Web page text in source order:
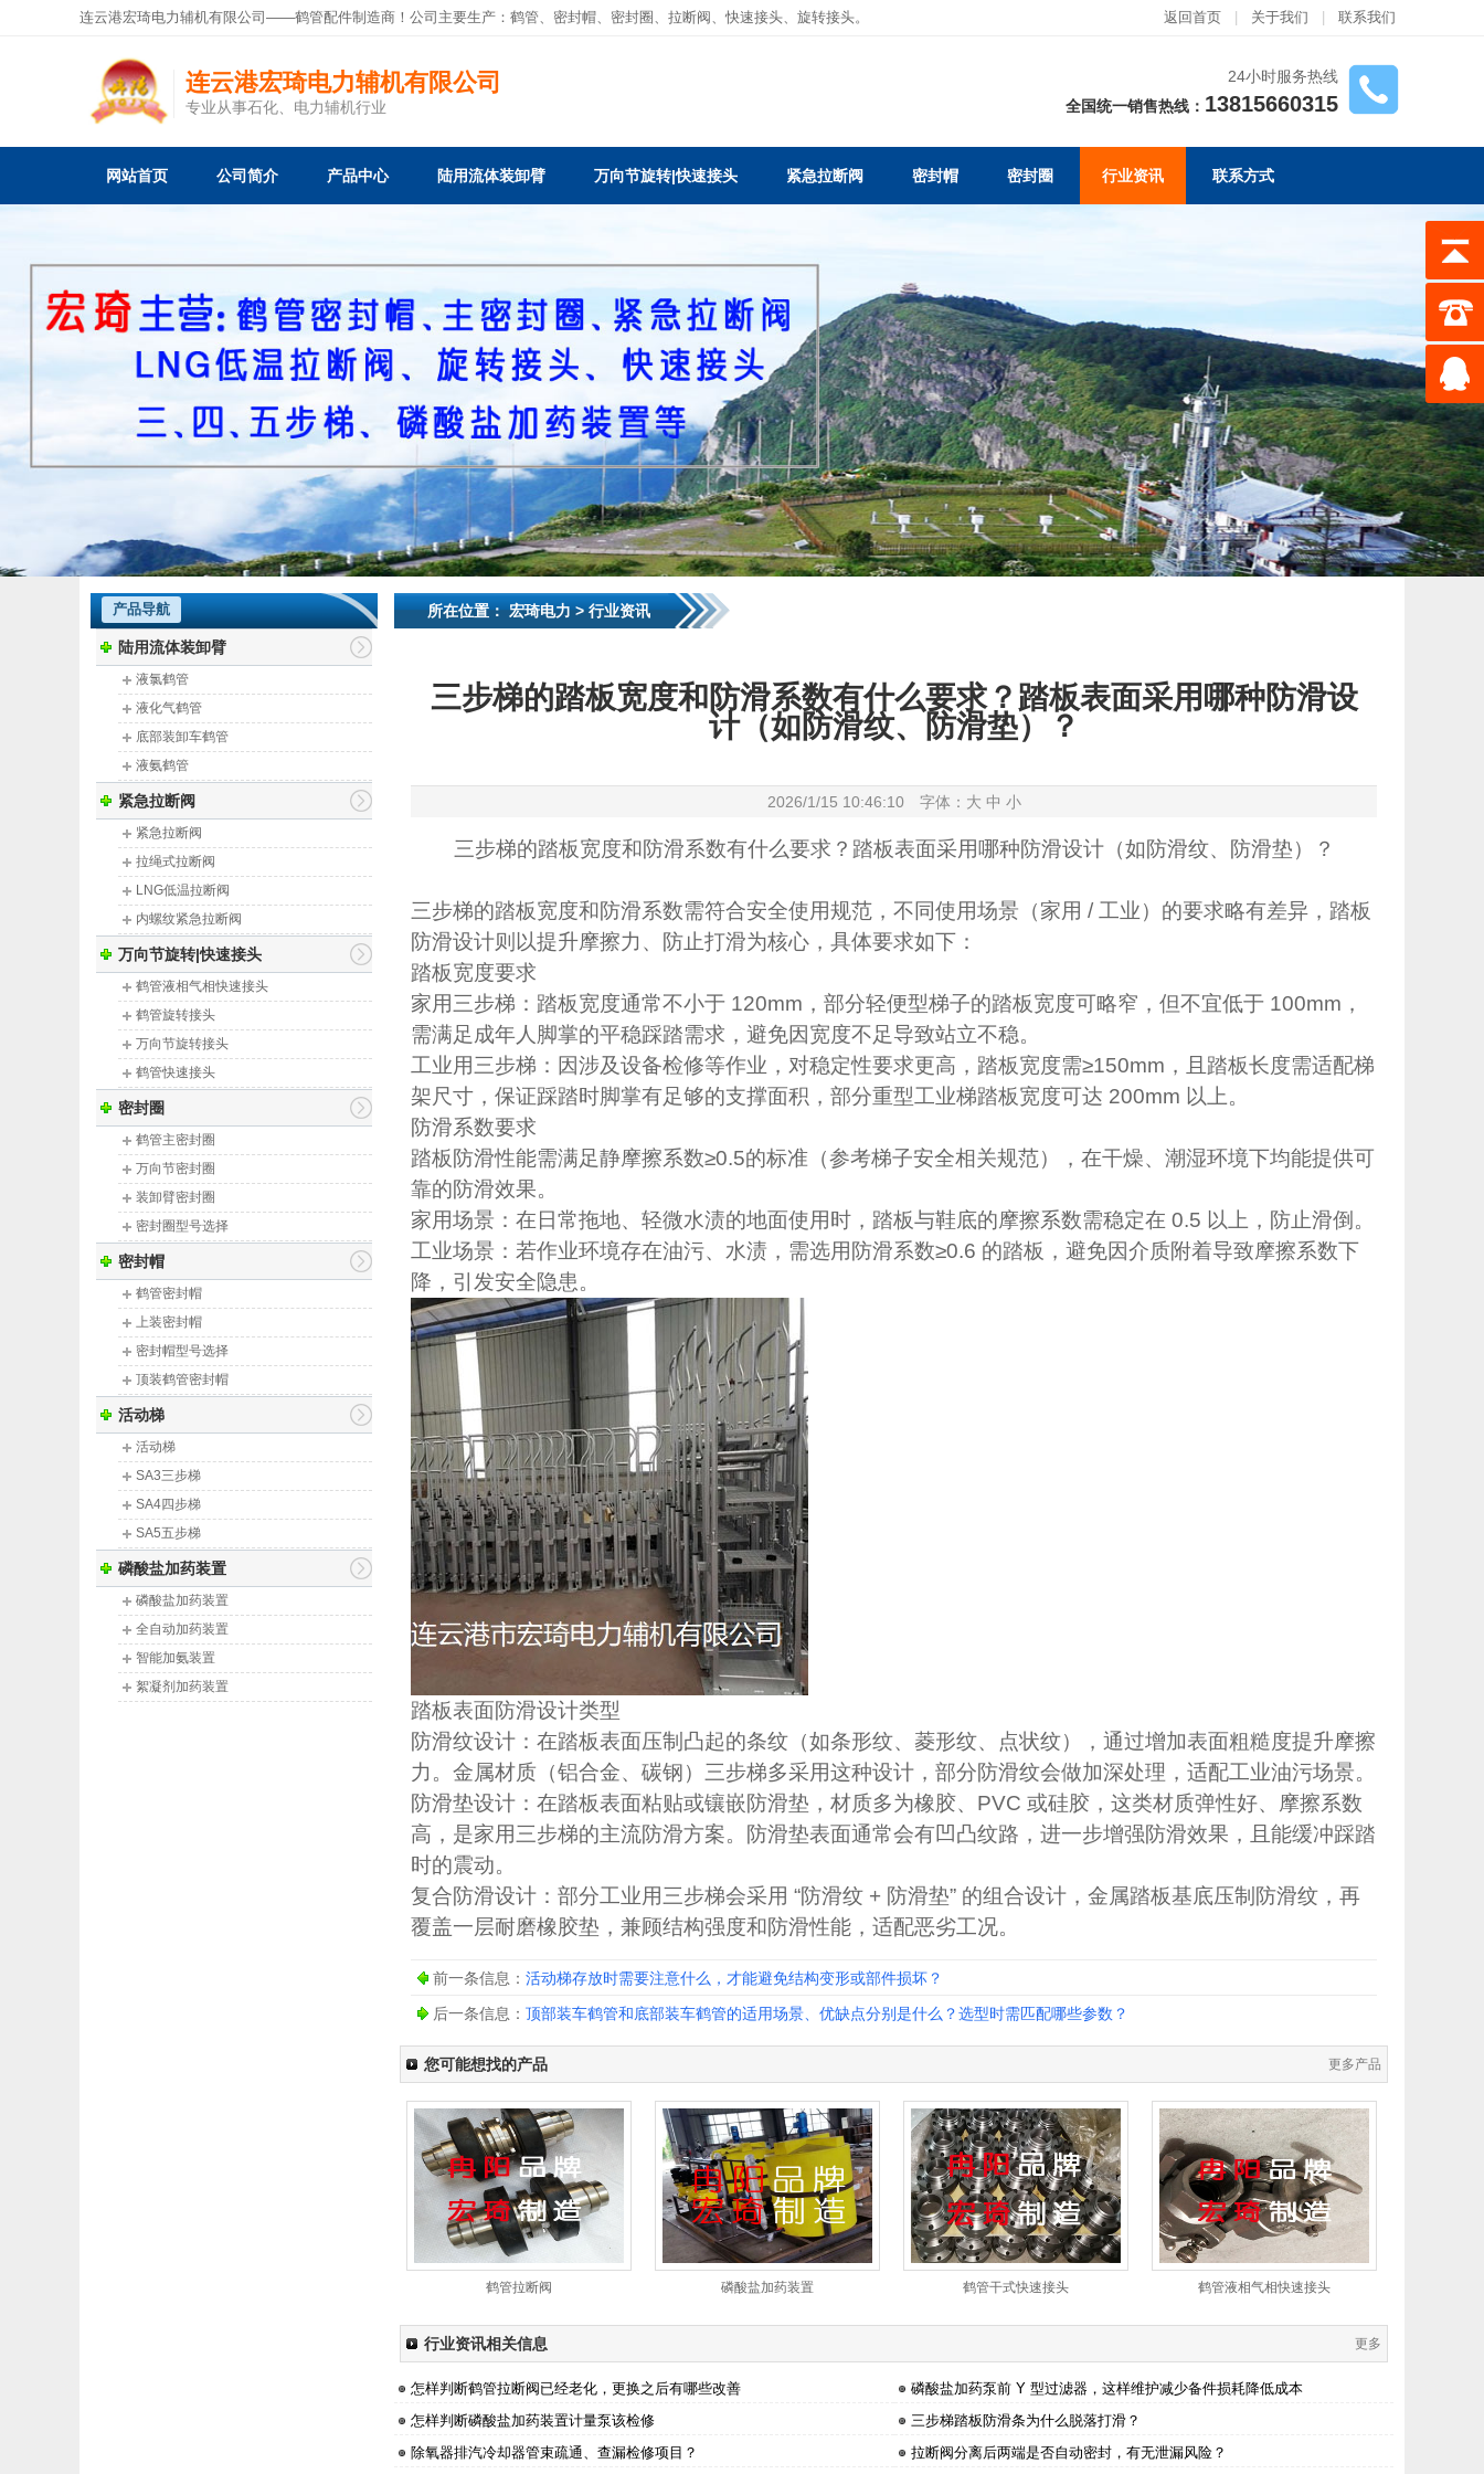
连云港宏琦电力辅机有限公司——鹤管配件制造商！公司主要生产： 鹤管、 密封帽、密封圈、拉断阀、 快速接头、旋转接头。 返回首页 关于我们 联系我们
连云港宏琦电力辅机有限公司
专业从事石化、电力辅机行业
24小时服务热线
全国统一销售热线： 13815660315
网站首页 公司简介 产品中心 陆用流体装卸臂 万向节旋转|快速接头 紧急拉断阀 密封帽 密封圈 行业资讯 联系方式
产品导航
陆用流体装卸臂
液氯鹤管
液化气鹤管
底部装卸车鹤管
液氨鹤管
顶部装卸车鹤管
装车鹤管
卸车鹤管
火车鹤管
汽车鹤管
紧急拉断阀
紧急拉断阀
拉绳式拉断阀
LNG低温拉断阀
内螺纹紧急拉断阀
软管船用拉断阀
鹤管拉断阀
万向节旋转|快速接头
鹤管液相气相快速接头
鹤管旋转接头
万向节旋转接头
鹤管快速接头
液氨快速接头
鹤管干式快速接头
密封圈
鹤管主密封圈
万向节密封圈
装卸臂密封圈
密封圈型号选择
旋转接头密封圈
密封帽
鹤管密封帽
上装密封帽
密封帽型号选择
顶装鹤管密封帽
装车鹤管密封帽
氟橡胶密封帽
活动梯
活动梯
SA3三步梯
SA4四步梯
SA5五步梯
磷酸盐加药装置
磷酸盐加药装置
全自动加药装置
智能加氨装置
絮凝剂加药装置
所在位置：宏琦电力>行业资讯
三步梯的踏板宽度和防滑系数有什么要求？踏板表面采用哪种防滑设
计（如防滑纹、防滑垫）？
2026/1/15 10:46:10 字体： 大 中 小
三步梯的踏板宽度和防滑系数有什么要求？踏板表面采用哪种防滑设计（如防滑纹、防滑垫）？
三步梯的踏板宽度和防滑系数需符合安全使用规范，不同使用场景（家用 / 工业）的要求略有差异，踏板
防滑设计则以提升摩擦力、防止打滑为核心，具体要求如下：
踏板宽度要求
家用三步梯 ：踏板宽度通常不小于 120mm，部分轻便型梯子的踏板宽度可略窄，但不宜低于 100mm，
需满足成年人脚掌的平稳踩踏需求，避免因宽度不足导致站立不稳。
工业用三步梯 ：因涉及设备检修等作业，对稳定性要求更高，踏板宽度需≥150mm，且踏板长度需适配梯
架尺寸，保证踩踏时脚掌有足够的支撑面积，部分重型工业梯踏板宽度可达 200mm 以上。
防滑系数要求
踏板防滑性能需满足静摩擦系数≥0.5的标准（参考梯子安全相关规范），在干燥、潮湿环境下均能提供可
靠的防滑效果。
家用场景：在日常拖地、轻微水渍的地面使用时，踏板与鞋底的摩擦系数需稳定在 0.5 以上，防止滑倒。
工业场景：若作业环境存在油污、水渍，需选用防滑系数≥0.6 的踏板，避免因介质附着导致摩擦系数下
降，引发安全隐患。
踏板表面防滑设计类型
防滑纹设计：在踏板表面压制凸起的条纹（如条形纹、菱形纹、点状纹），通过增加表面粗糙度提升摩擦
力。金属材质（铝合金、碳钢）三步梯多采用这种设计，部分防滑纹会做加深处理，适配工业油污场景。
防滑垫设计：在踏板表面粘贴或镶嵌防滑垫，材质多为橡胶、PVC 或硅胶，这类材质弹性好、摩擦系数
高，是家用三步梯的主流防滑方案。防滑垫表面通常会有凹凸纹路，进一步增强防滑效果，且能缓冲踩踏
时的震动。
复合防滑设计：部分工业用三步梯会采用 “防滑纹 + 防滑垫” 的组合设计，金属踏板基底压制防滑纹，再
覆盖一层耐磨橡胶垫，兼顾结构强度和防滑性能，适配恶劣工况。
前一条信息： 活动梯存放时需要注意什么，才能避免结构变形或部件损坏？
后一条信息： 顶部装车鹤管和底部装车鹤管的适用场景、优缺点分别是什么？选型时需匹配哪些参数？
更多产品
您可能想找的产品
鹤管拉断阀 磷酸盐加药装置 鹤管干式快速接头 鹤管液相气相快速接头
更多
行业资讯相关信息
怎样判断鹤管拉断阀已经老化，更换之后有哪些改善
磷酸盐加药泵前 Y 型过滤器，这样维护减少备件损耗降低成本
怎样判断磷酸盐加药装置计量泵该检修
三步梯踏板防滑条为什么脱落打滑？
除氧器排汽冷却器管束疏通、查漏检修项目？
拉断阀分离后两端是否自动密封，有无泄漏风险？